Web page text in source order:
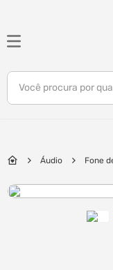
Você procura por
Áudio Fone